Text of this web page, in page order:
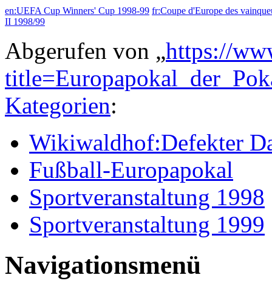
en:UEFA Cup Winners' Cup 1998-99 fr:Coupe d'Europe des
II 1998/99
Abgerufen von „https://
Kategorien:
Wikiwaldhof:Defekter
Fußball-Europapokal
Sportveranstaltung 1998
Sportveranstaltung 1999
Navigationsmenü